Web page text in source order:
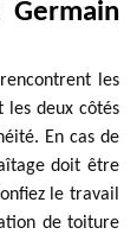
Germain
les
les deux côtés
En cas de
doit être
le travail
de toiture